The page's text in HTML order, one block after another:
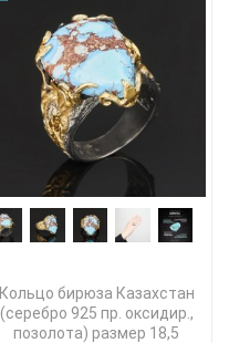
Кольцо бирюза Казахстан
(серебро 925 пр. оксидир.,
позолота) размер 18,5